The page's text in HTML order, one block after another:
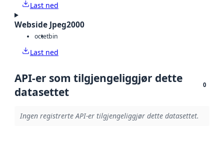
Last ned
Webside Jpeg2000
octetbin
Last ned
API-er som tilgjengeliggjør dette
datasettet
0
Ingen registrerte API-er tilgjengeliggjør dette datasettet.